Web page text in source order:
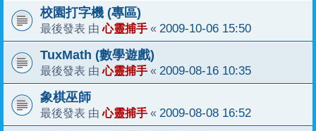
校園打字機 (專區)
最後發表 由心靈捕手 « 2009-10-06 15:50
TuxMath (數學遊戲)
最後發表 由心靈捕手 « 2009-08-16 10:35
象棋巫師
最後發表 由心靈捕手 « 2009-08-08 16:52